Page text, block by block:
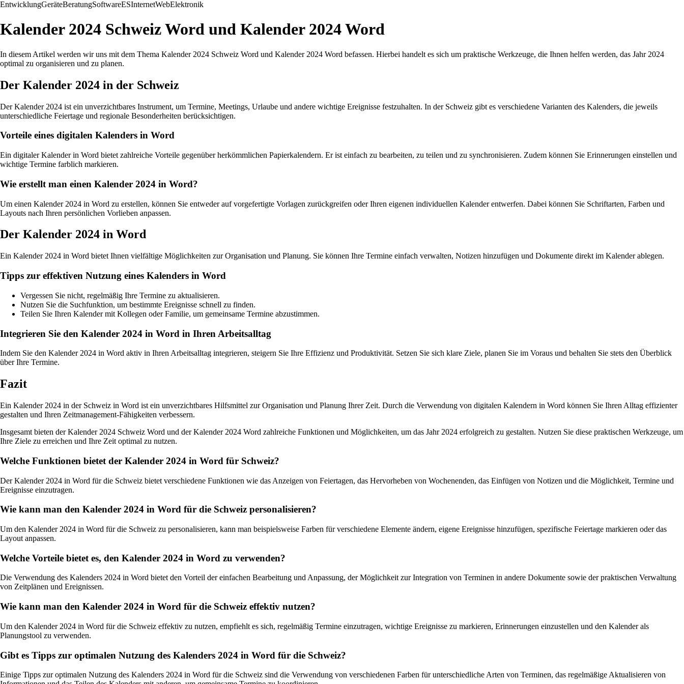
EntwicklungGeräteBeratungSoftwareESInternetWebElektronik
Kalender 2024 Schweiz Word und Kalender 2024 Word
In diesem Artikel werden wir uns mit dem Thema Kalender 2024 Schweiz Word und Kalender 2024 Word befassen. Hierbei handelt es sich um praktische Werkzeuge, die Ihnen helfen werden, das Jahr 2024
optimal zu organisieren und zu planen.
Der Kalender 2024 in der Schweiz
Der Kalender 2024 ist ein unverzichtbares Instrument, um Termine, Meetings, Urlaube und andere wichtige Ereignisse festzuhalten. In der Schweiz gibt es verschiedene Varianten des Kalenders, die jeweils
unterschiedliche Feiertage und regionale Besonderheiten berücksichtigen.
Vorteile eines digitalen Kalenders in Word
Ein digitaler Kalender in Word bietet zahlreiche Vorteile gegenüber herkömmlichen Papierkalendern. Er ist einfach zu bearbeiten, zu teilen und zu synchronisieren. Zudem können Sie Erinnerungen einstellen und
wichtige Termine farblich markieren.
Wie erstellt man einen Kalender 2024 in Word?
Um einen Kalender 2024 in Word zu erstellen, können Sie entweder auf vorgefertigte Vorlagen zurückgreifen oder Ihren eigenen individuellen Kalender entwerfen. Dabei können Sie Schriftarten, Farben und
Layouts nach Ihren persönlichen Vorlieben anpassen.
Der Kalender 2024 in Word
Ein Kalender 2024 in Word bietet Ihnen vielfältige Möglichkeiten zur Organisation und Planung. Sie können Ihre Termine einfach verwalten, Notizen hinzufügen und Dokumente direkt im Kalender ablegen.
Tipps zur effektiven Nutzung eines Kalenders in Word
Vergessen Sie nicht, regelmäßig Ihre Termine zu aktualisieren.
Nutzen Sie die Suchfunktion, um bestimmte Ereignisse schnell zu finden.
Teilen Sie Ihren Kalender mit Kollegen oder Familie, um gemeinsame Termine abzustimmen.
Integrieren Sie den Kalender 2024 in Word in Ihren Arbeitsalltag
Indem Sie den Kalender 2024 in Word aktiv in Ihren Arbeitsalltag integrieren, steigern Sie Ihre Effizienz und Produktivität. Setzen Sie sich klare Ziele, planen Sie im Voraus und behalten Sie stets den Überblick
über Ihre Termine.
Fazit
Ein Kalender 2024 in der Schweiz in Word ist ein unverzichtbares Hilfsmittel zur Organisation und Planung Ihrer Zeit. Durch die Verwendung von digitalen Kalendern in Word können Sie Ihren Alltag effizienter
gestalten und Ihren Zeitmanagement-Fähigkeiten verbessern.
Insgesamt bieten der Kalender 2024 Schweiz Word und der Kalender 2024 Word zahlreiche Funktionen und Möglichkeiten, um das Jahr 2024 erfolgreich zu gestalten. Nutzen Sie diese praktischen Werkzeuge, um
Ihre Ziele zu erreichen und Ihre Zeit optimal zu nutzen.
Welche Funktionen bietet der Kalender 2024 in Word für Schweiz?
Der Kalender 2024 in Word für die Schweiz bietet verschiedene Funktionen wie das Anzeigen von Feiertagen, das Hervorheben von Wochenenden, das Einfügen von Notizen und die Möglichkeit, Termine und
Ereignisse einzutragen.
Wie kann man den Kalender 2024 in Word für die Schweiz personalisieren?
Um den Kalender 2024 in Word für die Schweiz zu personalisieren, kann man beispielsweise Farben für verschiedene Elemente ändern, eigene Ereignisse hinzufügen, spezifische Feiertage markieren oder das
Layout anpassen.
Welche Vorteile bietet es, den Kalender 2024 in Word zu verwenden?
Die Verwendung des Kalenders 2024 in Word bietet den Vorteil der einfachen Bearbeitung und Anpassung, der Möglichkeit zur Integration von Terminen in andere Dokumente sowie der praktischen Verwaltung
von Zeitplänen und Ereignissen.
Wie kann man den Kalender 2024 in Word für die Schweiz effektiv nutzen?
Um den Kalender 2024 in Word für die Schweiz effektiv zu nutzen, empfiehlt es sich, regelmäßig Termine einzutragen, wichtige Ereignisse zu markieren, Erinnerungen einzustellen und den Kalender als
Planungstool zu verwenden.
Gibt es Tipps zur optimalen Nutzung des Kalenders 2024 in Word für die Schweiz?
Einige Tipps zur optimalen Nutzung des Kalenders 2024 in Word für die Schweiz sind die Verwendung von verschiedenen Farben für unterschiedliche Arten von Terminen, das regelmäßige Aktualisieren von